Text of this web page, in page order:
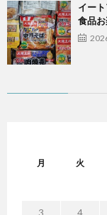
イー
食品
月 火
3 4